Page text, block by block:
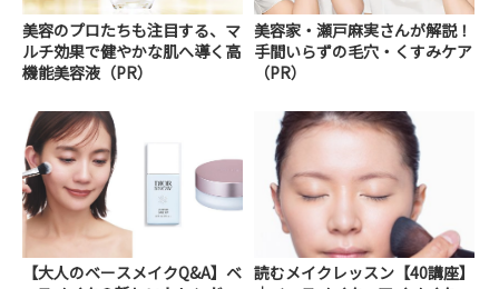
美容のプロたちも注目する、マ
ルチ効果で健やかな肌へ導く高
機能美容液（PR）
美容家・瀬戸麻実さんが解説！
手間いらずの毛穴・くすみケア
（PR）
【大人のベースメイクQ&A】ベ 読むメイクレッスン【40講座】